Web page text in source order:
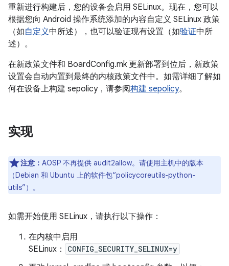
重新进行构建后，您的设备会启用 SELinux。现在，您可以
根据您向 Android 操作系统添加的内容自定义 SELinux 政策
（如自定义中所述），也可以验证现有设置（如验证中所
述）。
在新政策文件和 BoardConfig.mk 更新部署到位后，新政策
设置会自动内置到最终的内核政策文件中。如需详细了解如
何在设备上构建 sepolicy，请参阅构建 sepolicy。
实现
注意： AOSP 不再提供 audit2allow。请使用主机中的版本
（Debian 和 Ubuntu 上的软件包“policycoreutils-python-
utils”）。
如需开始使用 SELinux，请执行以下操作：
在内核中启用
SELinux：
CONFIG_SECURITY_SELINUX=y